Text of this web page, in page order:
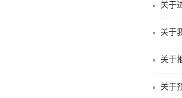
关于
关于
关于
关于